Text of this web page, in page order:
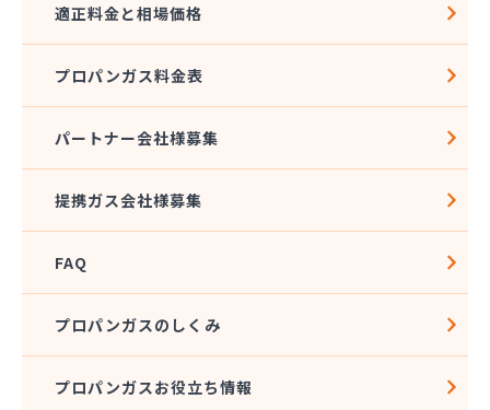
広島ガス呉販売株式会社 安浦営業所
広島ガス呉販売株式会社 安芸支店
広島ガス高田販売株式会社 白木営業所
広島ガス三原販売株式会社
広島ガス西中国株式会社 五日市本店
広島ガス西中国株式会社 大竹営業所
広島ガス中央株式会社竹 原支店
広島ガス東中国株式会社 府中支店
広島ガス湯来販売株式会社
広島ガス北部販売株式会社 北部保安センター広島
適正料金と相場価格
プロパンガス料金表
パートナー会社様募集
提携ガス会社様募集
FAQ
プロパンガスのしくみ
プロパンガスお役立ち情報